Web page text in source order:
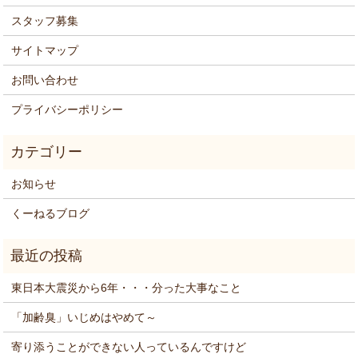
スタッフ募集
サイトマップ
お問い合わせ
プライバシーポリシー
お知らせ
くーねるブログ
東日本大震災から6年・・・分った大事なこと
「加齢臭」いじめはやめて～
寄り添うことができない人っているんですけど